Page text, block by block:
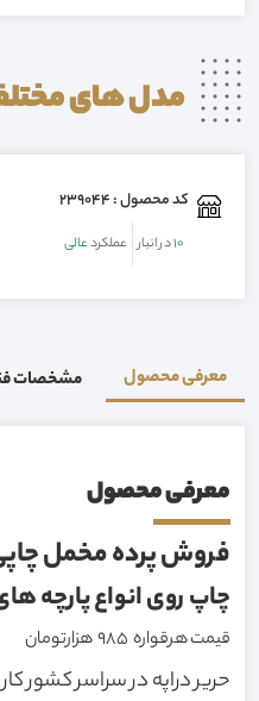
مدل های
کد محصول : 239044
10در انبار عملکردعالی
معرفی محصول مشخصات
معرفی محصول
فروش پرده مخمل
چاپ روی انواع پارچه
قیمت هرقواره 985 هزارتومان
حریر دراپه در سراسر کشور